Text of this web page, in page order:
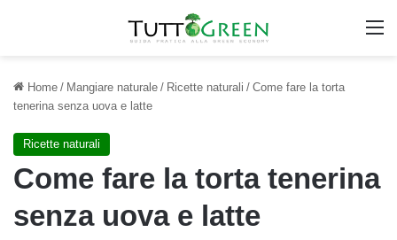
Home / Mangiare naturale / Ricette naturali / Come fare la torta
tenerina senza uova e latte
Ricette naturali
Come fare la torta tenerina
senza uova e latte